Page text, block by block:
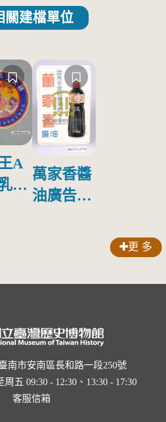
關建檔單位
A
罐
萬家香醬
油廣告塑
更 多
南市安南區長和路一段250號
五 09:30 - 12:30、13:30 - 17:30
客服信箱